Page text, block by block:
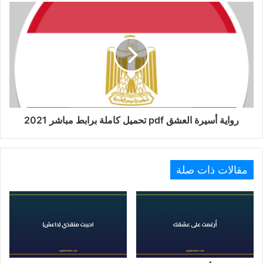
رواية أسيرة العشق pdf تحميل كاملة برابط مباشر 2021
مقالات ذات صلة